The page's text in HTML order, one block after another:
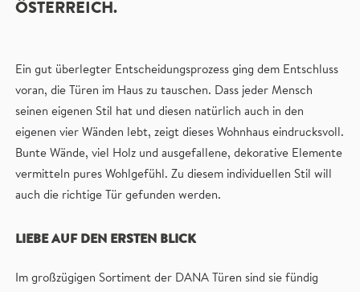
ÖSTERREICH.
Ein gut überlegter Entscheidungsprozess ging dem Entschluss
voran, die Türen im Haus zu tauschen. Dass jeder Mensch
seinen eigenen Stil hat und diesen natürlich auch in den
eigenen vier Wänden lebt, zeigt dieses Wohnhaus eindrucksvoll.
Bunte Wände, viel Holz und ausgefallene, dekorative Elemente
vermitteln pures Wohlgefühl. Zu diesem individuellen Stil will
auch die richtige Tür gefunden werden.
LIEBE AUF DEN ERSTEN BLICK
Im großzügigen Sortiment der DANA Türen sind sie fündig